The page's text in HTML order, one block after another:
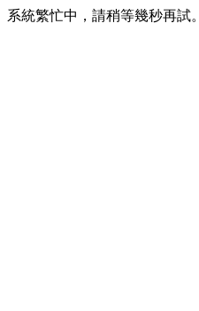
系統繁忙中，請稍等幾秒再試。